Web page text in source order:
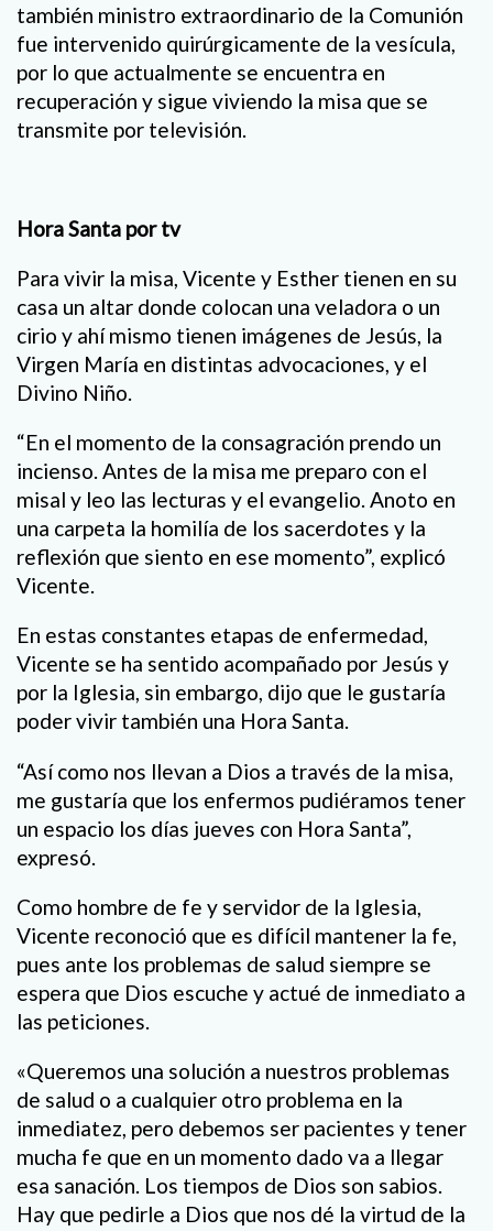
también ministro extraordinario de la Comunión
fue intervenido quirúrgicamente de la vesícula,
por lo que actualmente se encuentra en
recuperación y sigue viviendo la misa que se
transmite por televisión.
Hora Santa por tv
Para vivir la misa, Vicente y Esther tienen en su
casa un altar donde colocan una veladora o un
cirio y ahí mismo tienen imágenes de Jesús, la
Virgen María en distintas advocaciones, y el
Divino Niño.
“En el momento de la consagración prendo un
incienso. Antes de la misa me preparo con el
misal y leo las lecturas y el evangelio. Anoto en
una carpeta la homilía de los sacerdotes y la
reflexión que siento en ese momento”, explicó
Vicente.
En estas constantes etapas de enfermedad,
Vicente se ha sentido acompañado por Jesús y
por la Iglesia, sin embargo, dijo que le gustaría
poder vivir también una Hora Santa.
“Así como nos llevan a Dios a través de la misa,
me gustaría que los enfermos pudiéramos tener
un espacio los días jueves con Hora Santa”,
expresó.
Como hombre de fe y servidor de la Iglesia,
Vicente reconoció que es difícil mantener la fe,
pues ante los problemas de salud siempre se
espera que Dios escuche y actué de inmediato a
las peticiones.
«Queremos una solución a nuestros problemas
de salud o a cualquier otro problema en la
inmediatez, pero debemos ser pacientes y tener
mucha fe que en un momento dado va a llegar
esa sanación. Los tiempos de Dios son sabios.
Hay que pedirle a Dios que nos dé la virtud de la